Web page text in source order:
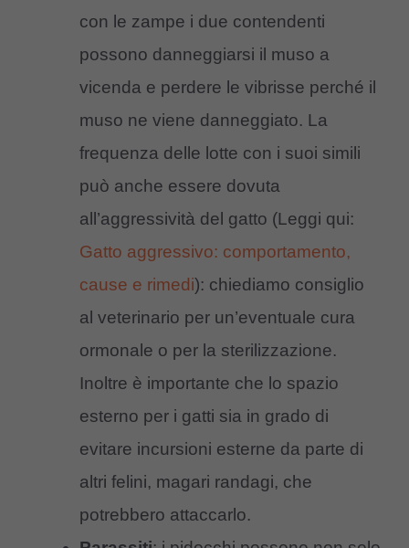
con le zampe i due contendenti
possono danneggiarsi il muso a
vicenda e perdere le vibrisse perché il
muso ne viene danneggiato. La
frequenza delle lotte con i suoi simili
può anche essere dovuta
all’aggressività del gatto (Leggi qui:
Gatto aggressivo: comportamento,
cause e rimedi): chiediamo consiglio
al veterinario per un’eventuale cura
ormonale o per la sterilizzazione.
Inoltre è importante che lo spazio
esterno per i gatti sia in grado di
evitare incursioni esterne da parte di
altri felini, magari randagi, che
potrebbero attaccarlo.